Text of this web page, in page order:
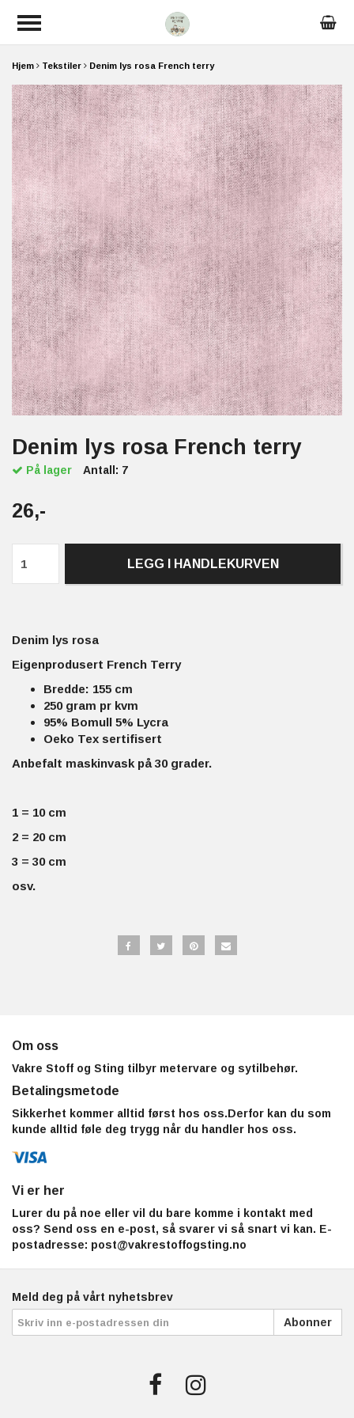
Hjem Tekstiler Denim lys rosa French terry
Denim lys rosa French terry
På lager Antall: 7
26,-
LEGG I HANDLEKURVEN
Denim lys rosa
Eigenprodusert French Terry
Bredde: 155 cm
250 gram pr kvm
95% Bomull 5% Lycra
Oeko Tex sertifisert
Anbefalt maskinvask på 30 grader.
1 = 10 cm
2 = 20 cm
3 = 30 cm
osv.
Om oss
Vakre Stoff og Sting tilbyr metervare og sytilbehør.
Betalingsmetode
Sikkerhet kommer alltid først hos oss.Derfor kan du som
kunde alltid føle deg trygg når du handler hos oss.
Vi er her
Lurer du på noe eller vil du bare komme i kontakt med
oss? Send oss en e-post, så svarer vi så snart vi kan. E-
postadresse: post@vakrestoffogsting.no
Meld deg på vårt nyhetsbrev
Abonner